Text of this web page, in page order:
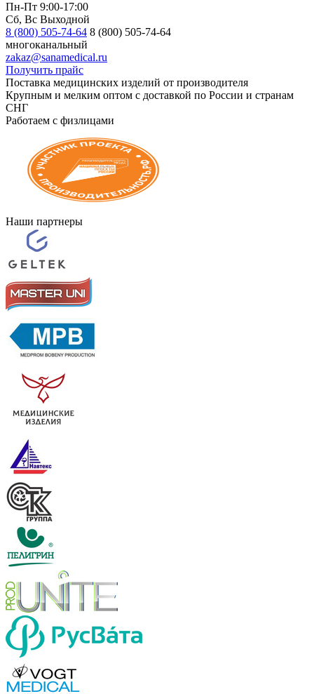
Пн-Пт 9:00-17:00
Сб, Вс Выходной
8 (800) 505-74-64 8 (800) 505-74-64
многоканальный
zakaz@sanamedical.ru
Получить прайс
Поставка медицинских изделий от производителя
Крупным и мелким оптом с доставкой по России и странам
СНГ
Работаем с физлицами
Наши партнеры